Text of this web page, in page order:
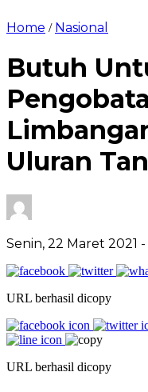
Home / Nasional
Butuh
Uluran
Senin, 22 Maret 2021
URL berhasil dicopy
URL berhasil dicopy